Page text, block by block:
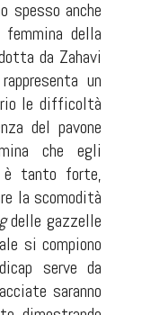
anche
della
da Zahavi
un
le difficoltà
del pavone
che egli
è tanto forte,
la scomodità
delle gazzelle
si compiono
serve da
saranno